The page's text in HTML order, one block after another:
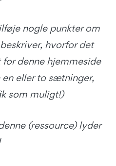
nogle punkter om
hvorfor det
denne hjemmeside
eller to sætninger,
som muligt!)
(ressource) lyder